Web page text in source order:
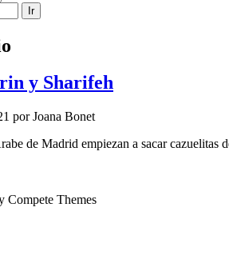
y Sharifeh
por Joana Bonet
de Madrid empiezan a sacar
Compete Themes